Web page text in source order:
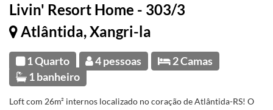
Livin' Resort Home - 303/3
Atlântida, Xangri-la
1 Quarto 4 pessoas
2 Camas
1 banheiro
Loft com 26m² internos localizado no coração de Atlântida-RS! O